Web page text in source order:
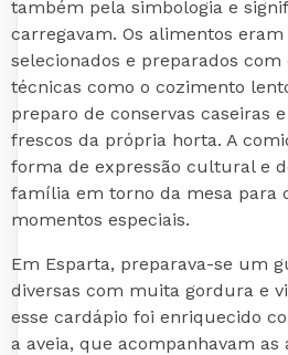
também pela ⁤simbologia​ e
carregavam. Os alimentos
selecionados e preparados
técnicas como o cozimento
preparo de conservas caseiras
frescos da própria horta. A
forma de expressão cultural e
família em torno da mesa para
momentos especiais.
Em Esparta, preparava-se um
diversas com muita gordura e
esse cardápio foi enriquecido
a aveia, que acompanhavam as